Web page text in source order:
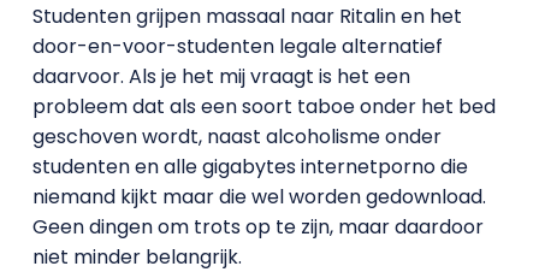
Studenten grijpen massaal naar Ritalin en het
door-en-voor-studenten legale alternatief
daarvoor. Als je het mij vraagt is het een
probleem dat als een soort taboe onder het bed
geschoven wordt, naast alcoholisme onder
studenten en alle gigabytes internetporno die
niemand kijkt maar die wel worden gedownload.
Geen dingen om trots op te zijn, maar daardoor
niet minder belangrijk.